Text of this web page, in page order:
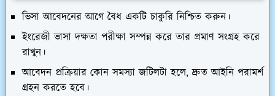
ভিসা আবেদনের আগে বৈধ একটি চাকুরি নিশ্চিত করুন।
ইংরেজী ভাসা দক্ষতা পরীক্ষা সম্পন্ন করে তার প্রমাণ সংগ্রহ করে
রাখুন।
আবেদন প্রক্রিয়ার কোন সমস্যা জটিলটা হলে, দ্রুত আইনি পরামর্শ
গ্রহন করতে হবে।